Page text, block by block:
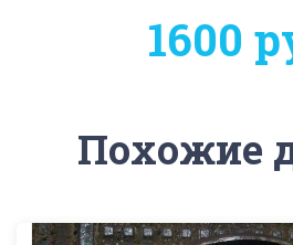
1600
Похожие